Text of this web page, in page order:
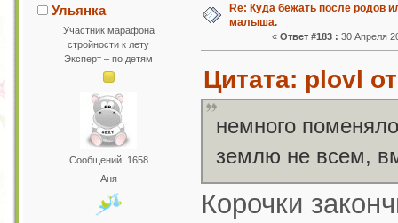
Ульянка
Участник марафона
стройности к лету
Эксперт – по детям
Сообщений: 1658
Аня
Re: Куда бежать после родов
малыша.
«Ответ #183 : 30 Апреля
Цитата: plovl
немного
землю не всем,
Корочки